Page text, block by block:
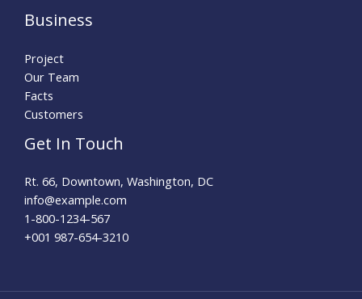
Business
Project
Our Team
Facts
Customers
Get In Touch
Rt. 66, Downtown, Washington, DC
info@example.com​
1-800-1234-567
+001 987-654-3210